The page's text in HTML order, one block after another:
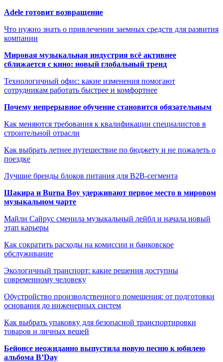
Adele готовит возвращение
Что нужно знать о привлечении заемных средств для развития
компании
Мировая музыкальная индустрия всё активнее
сближается с кино: новый глобальный тренд
Технологичный офис: какие изменения помогают
сотрудникам работать быстрее и комфортнее
Почему непрерывное обучение становится обязательным
Как меняются требования к квалификации специалистов в
строительной отрасли
Как выбрать летнее путешествие по бюджету и не пожалеть о
поездке
Лучшие бренды блоков питания для B2B-сегмента
Шакира и Burna Boy удерживают первое место в мировом
музыкальном чарте
Майли Сайрус сменила музыкальный лейбл и начала новый
этап карьеры
Как сократить расходы на комиссии и банковское
обслуживание
Экологичный транспорт: какие решения доступны
современному человеку
Обустройство производственного помещения: от подготовки
основания до инженерных систем
Как выбрать упаковку для безопасной транспортировки
товаров и личных вещей
Бейонсе неожиданно выпустила новую песню к юбилею
альбома B’Day